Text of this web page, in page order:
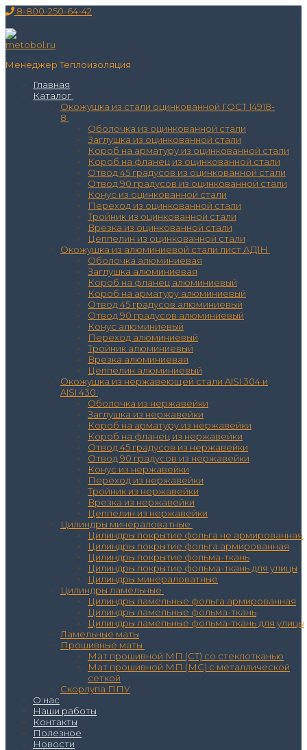
Перейти
содержимому
Меню
Закрыть
8-800-250-64-42
Менеджер Теплоизоляция
Главная
Каталог
Окожушка из стали оцинкованной ГОСТ 14918-
8
Оболочка из оцинкованной стали
Заглушка из оцинкованной стали
Короб на арматуру из оцинкованной стали
Короб на фланец из оцинкованной стали
Отвод 45 градусов из оцинкованной стали
Отвод 90 градусов из оцинкованной стали
Конус из оцинкованной стали
Переход из оцинкованной стали
Тройник из оцинкованной стали
Врезка из оцинкованной стали
Цеппелин из оцинкованной стали
Окожушка из алюминиевой стали лист АД1Н
Оболочка алюминиевая
Заглушка алюминиевая
Короб на фланец алюминиевый
Короб на арматуру алюминиевый
Отвод 45 градусов алюминиевый
Отвод 90 градусов алюминиевый
Конус алюминиевый
Переход алюминиевый
Тройник алюминиевый
Врезка алюминиевая
Цеппелин алюминиевый
Окожушка из нержавеющей стали AISI 304 и
AISI 430
Оболочка из нержавейки
Заглушка из нержавейки
Короб на арматуру из нержавейки
Короб на фланец из нержавейки
Отвод 45 градусов из нержавейки
Отвод 90 градусов из нержавейки
Конус из нержавейки
Переход из нержавейки
Тройник из нержавейки
Врезка из нержавейки
Цеппелин из нержавейки
Цилиндры минераловатные
Цилиндры покрытие фольга не армированная
Цилиндры покрытие фольга армированная
Цилиндры покрытие фольма-ткань
Цилиндры покрытие фольма-ткань для улицы
Цилиндры минераловатные
Цилиндры ламельные
Цилиндры ламельные фольга армированная
Цилиндры ламельные фольма-ткань
Цилиндры ламельные фольма-ткань для улицы
Ламельные маты
Прошивные маты
Мат прошивной МП (СТ) со стеклотканью
Мат прошивной МП (МС) с металлической
сеткой
Скорлупа ППУ
О нас
Наши работы
Контакты
Полезное
Новости